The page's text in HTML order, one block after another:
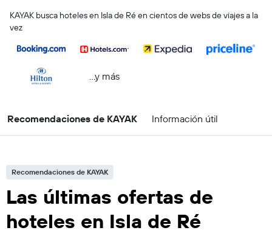
KAYAK busca hoteles en Isla de Ré en cientos de webs de viajes a la
vez
...y más
Recomendaciones de KAYAK Información útil
Recomendaciones de KAYAK
Las últimas ofertas de
hoteles en Isla de Ré